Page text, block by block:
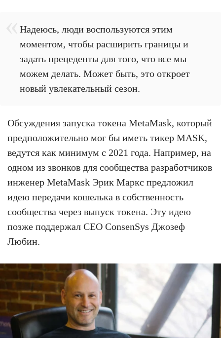
Надеюсь, люди воспользуются этим
моментом, чтобы расширить границы и
задать прецеденты для того, что все мы
можем делать. Может быть, это откроет
новый увлекательный сезон.
Обсуждения запуска токена MetaMask, который
предположительно мог бы иметь тикер MASK,
ведутся как минимум с 2021 года. Например, на
одном из звонков для сообщества разработчиков
инженер MetaMask Эрик Маркс предложил
идею передачи кошелька в собственность
сообщества через выпуск токена. Эту идею
позже поддержал СEO ConsenSys Джозеф
Любин.